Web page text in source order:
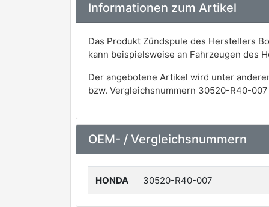
Informationen zum Artikel
Das Produkt Zündspule des Herstellers
kann beispielsweise an Fahrzeugen des
Der angebotene Artikel wird unter
bzw. Vergleichsnummern 30520-R40-
OEM- / Vergleichsnummern
HONDA 30520-R40-007